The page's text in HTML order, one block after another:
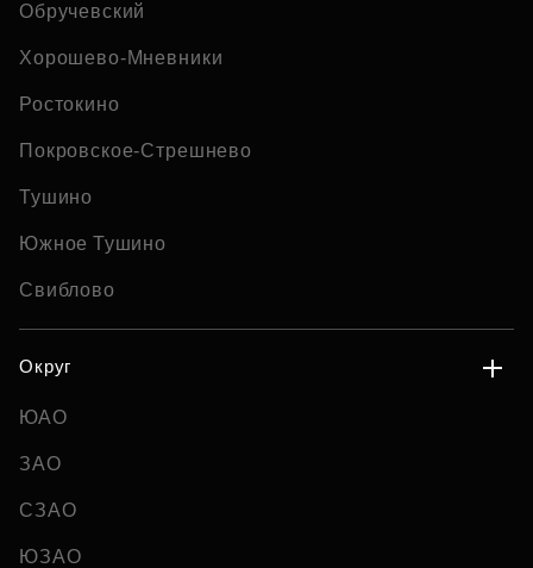
Обручевский
Хорошево-Мневники
Ростокино
Покровское-Стрешнево
Тушино
Южное Тушино
Свиблово
Округ
ЮАО
ЗАО
СЗАО
ЮЗАО